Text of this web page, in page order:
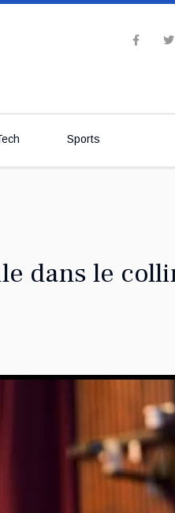
Sports
dans le